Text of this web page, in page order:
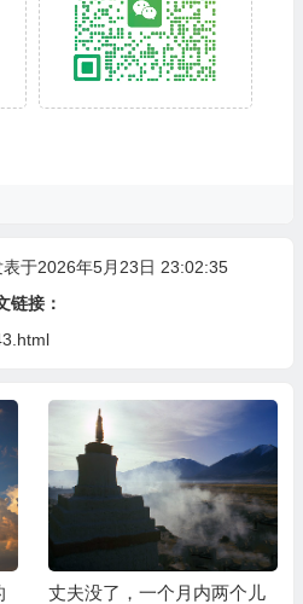
表于2026年5月23日 23:02:35
链接：
丈夫没了，一个月内两个儿